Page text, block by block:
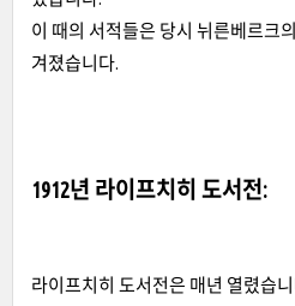
이 때의 서적들은 당시 뉘른베르크
겨졌습니다.
1912년 라이프치히 도서전:
라이프치히 도서전은 매년 열렸습